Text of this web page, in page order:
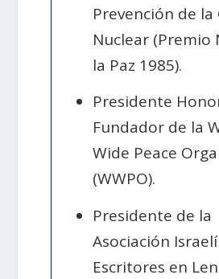
Prevención de la
Nuclear (Premio
la Paz 1985).
Presidente
Fundador de la
Wide Peace
(WWPO).
Presidente de la
Asociación
Escritores en